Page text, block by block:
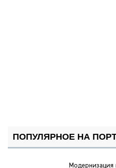
ПОПУЛЯРНОЕ НА
Модернизация